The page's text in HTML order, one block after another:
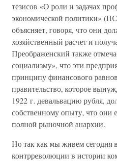
тезисов «О роли и задачах
экономической политики»
объясняет, говоря, что они
хозяйственный расчет и
Преображенский также
социализму», что эти
принципу финансового
правительство, которое
1922 г. девальвацию рубля,
собственному опыту, что они
полной рыночной анархии.
Но так как мы живем сегодня
контрреволюции в истории